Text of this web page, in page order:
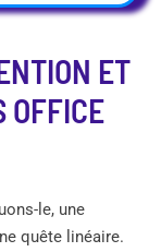
ET
OFFICE
le, une
quête linéaire.